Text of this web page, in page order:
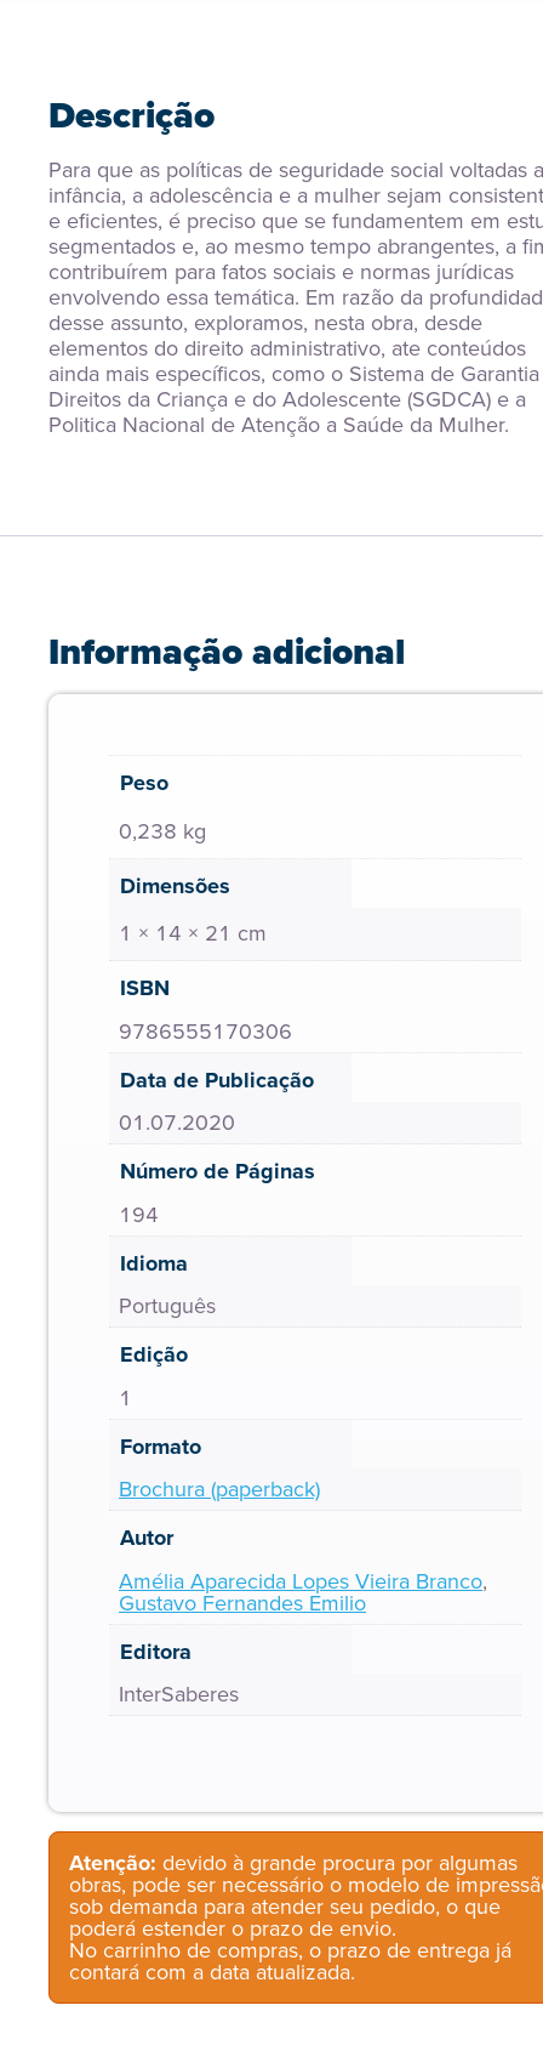
Descrição
Para que as políticas de seguridade social voltadas a
infância, a adolescência e a mulher sejam
e eficientes, é preciso que se fundamentem em
segmentados e, ao mesmo tempo abrangentes, a
contribuírem para fatos sociais e normas jurídicas
envolvendo essa temática. Em razão da
desse assunto, exploramos, nesta obra, desde
elementos do direito administrativo, ate conteúdos
ainda mais específicos, como o Sistema de
Direitos da Criança e do Adolescente (SGDCA) e a
Politica Nacional de Atenção a Saúde da Mulher.
Informação adicional
Peso
0,238 kg
Dimensões
1 × 14 × 21 cm
ISBN
9786555170306
Data de Publicação
01.07.2020
Número de Páginas
194
Idioma
Português
Edição
1
Formato
Brochura (paperback)
Autor
Amélia Aparecida Lopes Vieira Branco,
Gustavo Fernandes Emilio
Editora
InterSaberes
Atenção: devido à grande procura por algumas
obras, pode ser necessário o modelo de
sob demanda para atender seu pedido, o que
poderá estender o prazo de envio.
No carrinho de compras, o prazo de entrega já
contará com a data atualizada.